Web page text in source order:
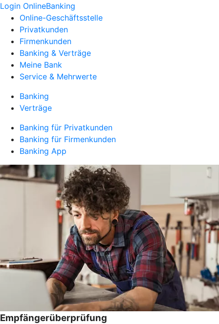
Login OnlineBanking
Online-Geschäftsstelle
Privatkunden
Firmenkunden
Banking & Verträge
Meine Bank
Service & Mehrwerte
Banking
Verträge
Banking für Privatkunden
Banking für Firmenkunden
Banking App
Empfängerüberprüfung